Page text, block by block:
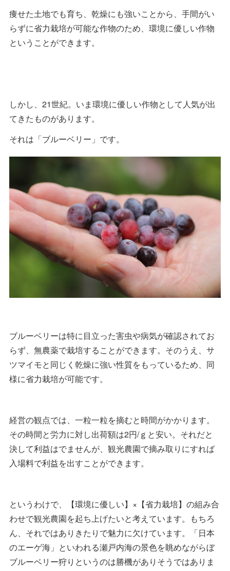
痩せた土地でも育ち、乾燥にも強いことから、手間がい
らずに省力栽培が可能な作物のため、環境に優しい作物
ということができます。
しかし、21世紀。いま環境に優しい作物として人気が出
てきたものがあります。
それは「ブルーベリー」です。
ブルーベリーは特に目立った害虫や病気が確認されてお
らず、無農薬で栽培することができます。そのうえ、サ
ツマイモと同じく乾燥に強い性質をもっているため、同
様に省力栽培が可能です。
経営の観点では、一粒一粒を摘むと時間がかかります。
その時間と労力に対し出荷額は2円/ｇと安い。それだと
決して利益はでませんが、観光農園で摘み取りにすれば
入場料で利益を出すことができます。
というわけで、【環境に優しい】×【省力栽培】の組み合
わせで観光農園を起ち上げたいと考えています。もちろ
ん、それではありきたりで魅力に欠けています。「日本
のエーゲ海」といわれる瀬戸内海の景色を眺めながらぼ
ブルーベリー狩りというのは勝機がありそうではありま